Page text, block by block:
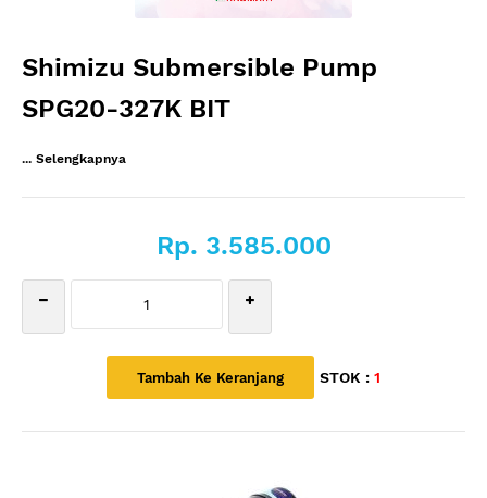
Shimizu Submersible Pump
SPG20-327K BIT
... Selengkapnya
Rp. 3.585.000
STOK : 1